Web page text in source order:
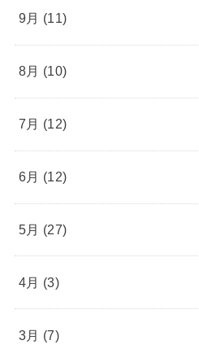
9月 (11)
8月 (10)
7月 (12)
6月 (12)
5月 (27)
4月 (3)
3月 (7)